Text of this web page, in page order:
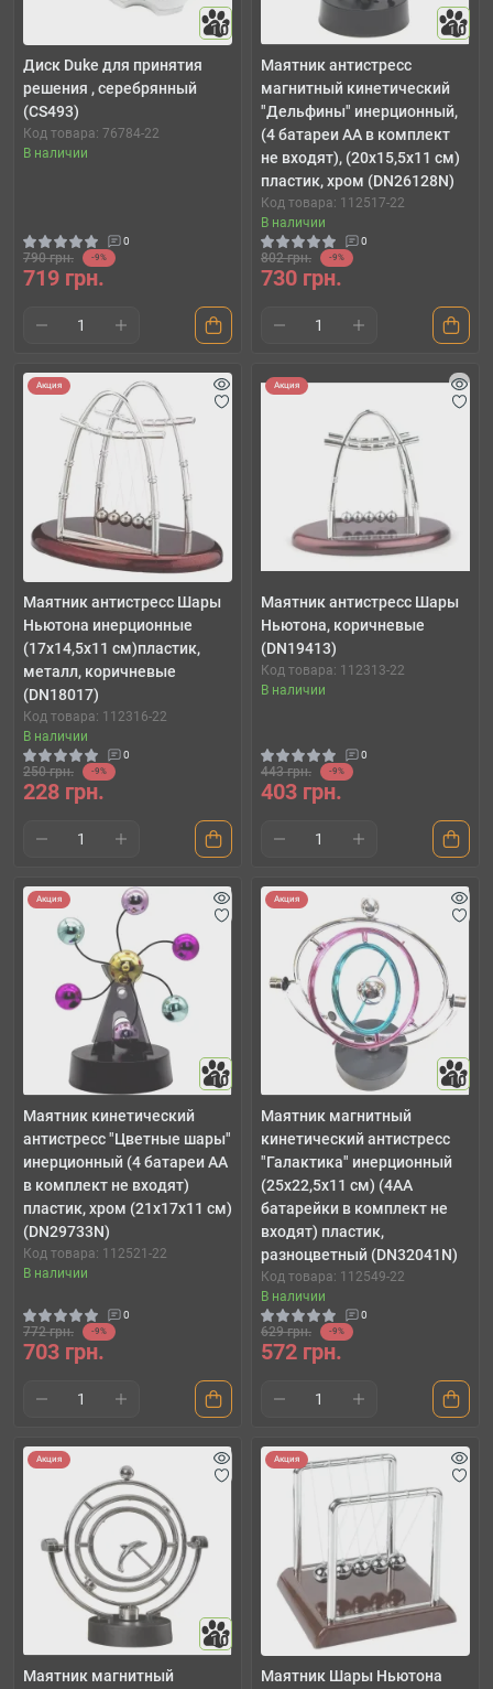
10
Диск Duke для принятия
решения , серебрянный
(CS493)
Код товара: 76784-22
В наличии
0
790 грн. -9%
719 грн.
10
Маятник антистресс
магнитный кинетический
"Дельфины" инерционный,
(4 батареи АА в комплект
не входят), (20х15,5х11 см)
пластик, хром (DN26128N)
Код товара: 112517-22
В наличии
0
802 грн. -9%
730 грн.
Акция
Маятник антистресс Шары
Ньютона инерционные
(17х14,5х11 см)пластик,
металл, коричневые
(DN18017)
Код товара: 112316-22
В наличии
0
250 грн. -9%
228 грн.
Акция
Маятник антистресс Шары
Ньютона, коричневые
(DN19413)
Код товара: 112313-22
В наличии
0
443 грн. -9%
403 грн.
Акция
10
Маятник кинетический
антистресс "Цветные шары"
инерционный (4 батареи АА
в комплект не входят)
пластик, хром (21х17х11 см)
(DN29733N)
Код товара: 112521-22
В наличии
0
772 грн. -9%
703 грн.
Акция
10
Маятник магнитный
кинетический антистресс
"Галактика" инерционный
(25х22,5х11 см) (4АА
батарейки в комплект не
входят) пластик,
разноцветный (DN32041N)
Код товара: 112549-22
В наличии
0
629 грн. -9%
572 грн.
Акция
10
Маятник магнитный
Акция
Маятник Шары Ньютона